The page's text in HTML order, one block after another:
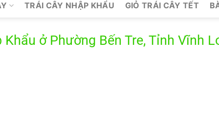
TRÁI CÂY NHẬP KHẨU GIỎ TRÁI CÂY TẾT
Khẩu ở Phường Bến Tre, Tỉnh Vĩnh